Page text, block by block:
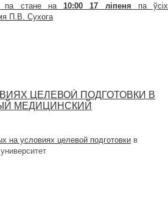
па стане на 10:00 17 ліпеня па ўсіх
П.В. Сухога
ЦЕЛЕВОЙ ПОДГОТОВКИ В
МЕДИЦИНСКИЙ
на условиях целевой подготовки в